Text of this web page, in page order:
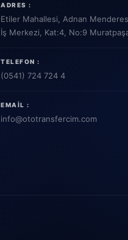
ADRES :
Etiler Mahallesi, Adnan
İş Merkezi, Kat:4, No:9
TELEFON :
(0541) 724 724 4
EMAIL :
info@ototransfercim.com